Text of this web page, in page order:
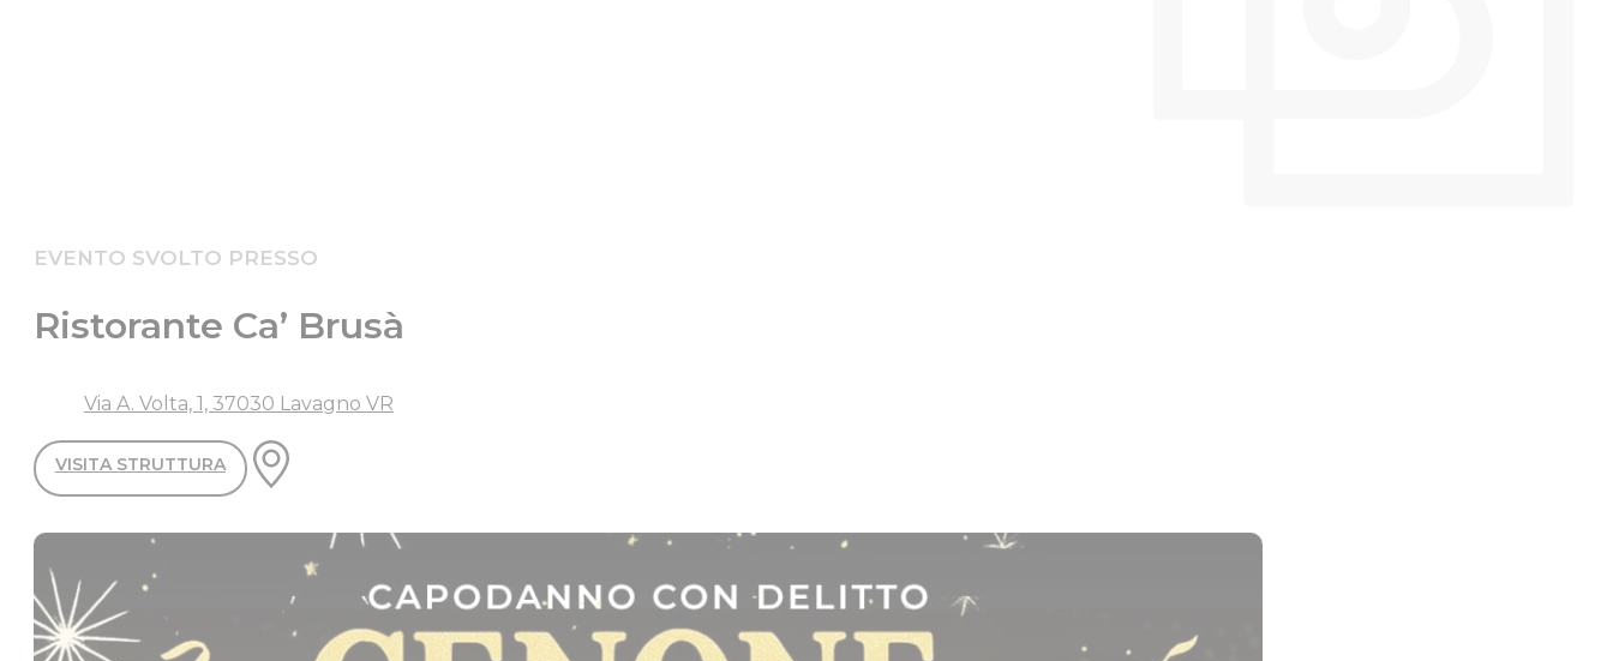
EVENTO SVOLTO PRESSO
Ristorante Ca’ Brusà
Via A. Volta, 1, 37030 Lavagno VR
VISITA STRUTTURA